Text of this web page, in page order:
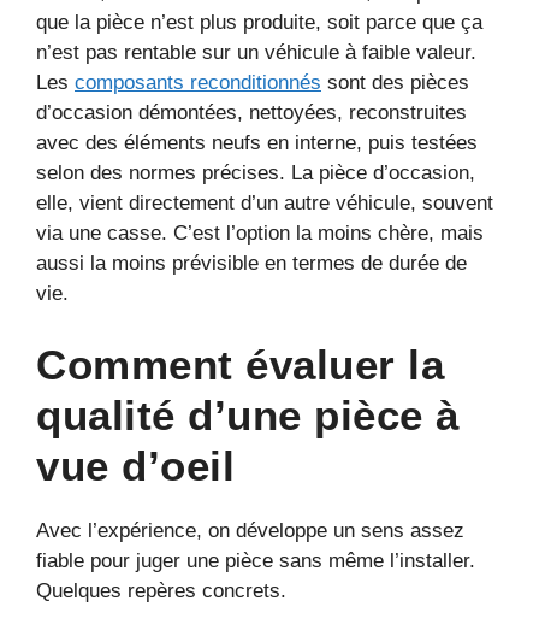
que la pièce n’est plus produite, soit parce que ça
n’est pas rentable sur un véhicule à faible valeur.
Les composants reconditionnés sont des pièces
d’occasion démontées, nettoyées, reconstruites
avec des éléments neufs en interne, puis testées
selon des normes précises. La pièce d’occasion,
elle, vient directement d’un autre véhicule, souvent
via une casse. C’est l’option la moins chère, mais
aussi la moins prévisible en termes de durée de
vie.
Comment évaluer la
qualité d’une pièce à
vue d’oeil
Avec l’expérience, on développe un sens assez
fiable pour juger une pièce sans même l’installer.
Quelques repères concrets.